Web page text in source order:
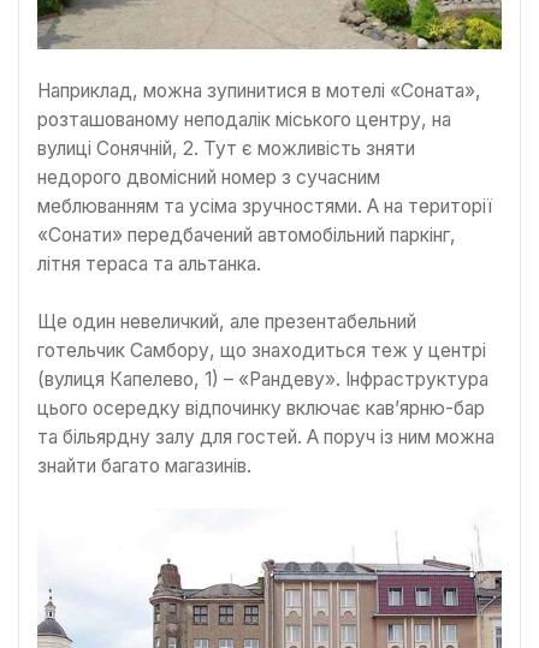
Наприклад, можна зупинитися в мотелі «Соната»,
розташованому неподалік міського центру, на
вулиці Сонячній, 2. Тут є можливість зняти
недорого двомісний номер з сучасним
меблюванням та усіма зручностями. А на території
«Сонати» передбачений автомобільний паркінг,
літня тераса та альтанка.
Ще один невеличкий, але презентабельний
готельчик Самбору, що знаходиться теж у центрі
(вулиця Капелево, 1) – «Рандеву». Інфраструктура
цього осередку відпочинку включає кав’ярню-бар
та більярдну залу для гостей. А поруч із ним можна
знайти багато магазинів.